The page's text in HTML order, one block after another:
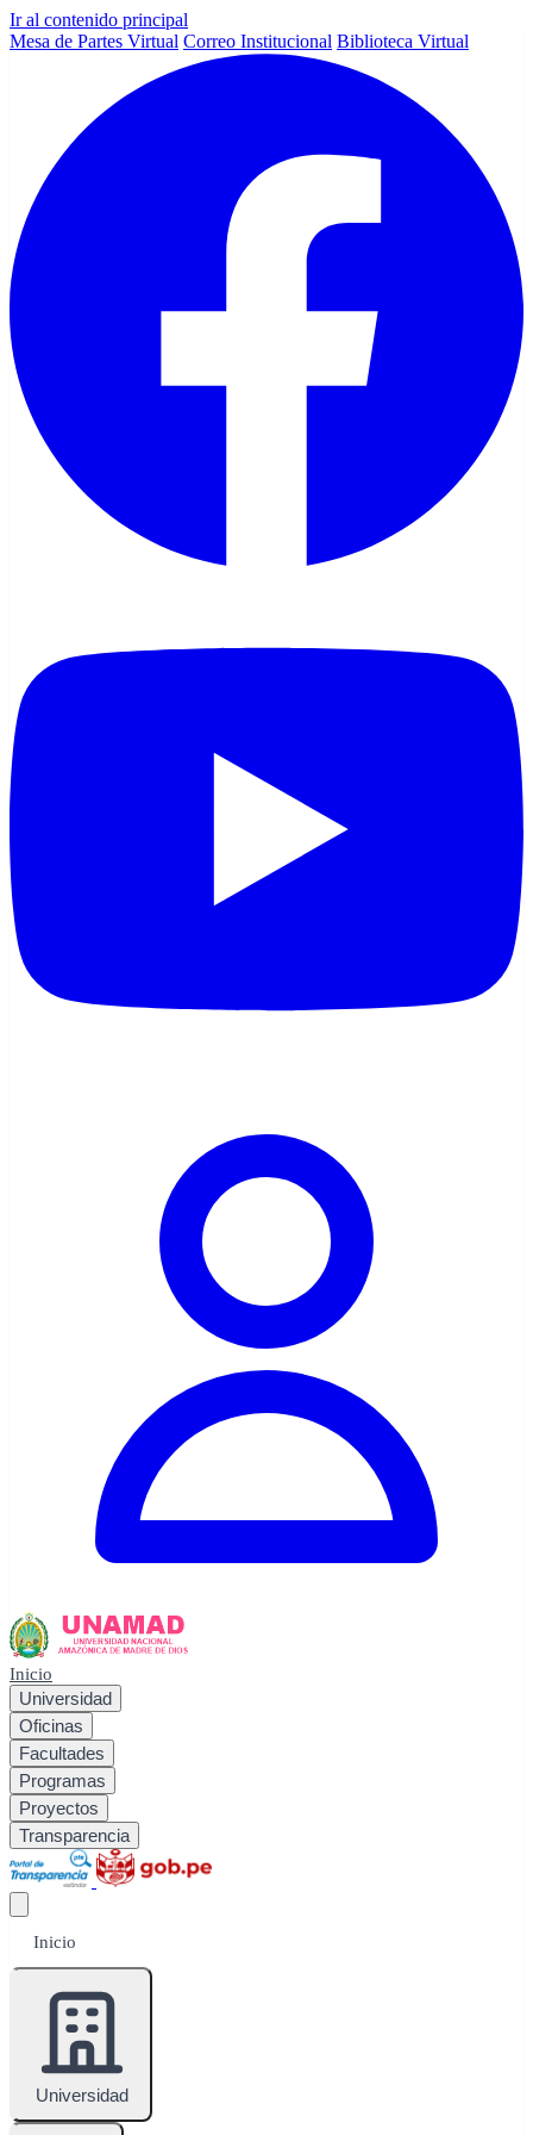
Ir al contenido principal
Mesa de Partes Virtual Correo Institucional Biblioteca Virtual
Inicio
Universidad
Oficinas
Facultades
Programas
Proyectos
Transparencia
Inicio
Universidad